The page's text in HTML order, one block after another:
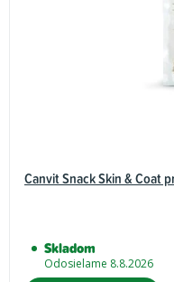
Canvit Snack Skin & Coat
Skladom
Odosielame 8.8.2026